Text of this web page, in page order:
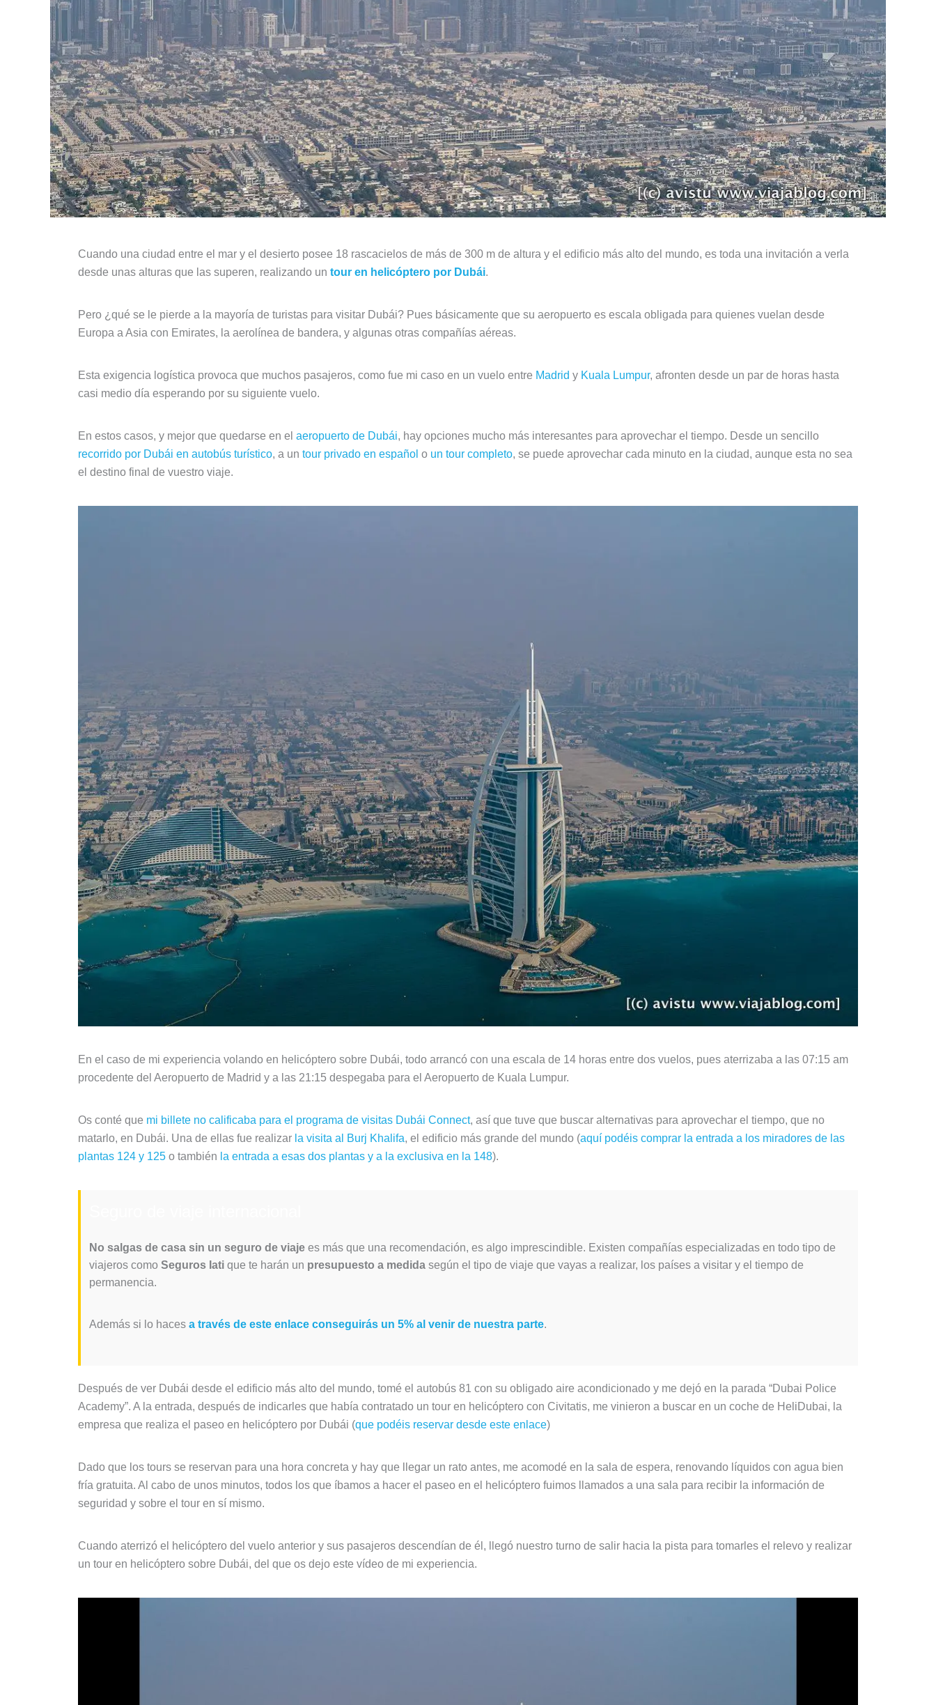
Cuando una ciudad entre el mar y el desierto posee 18 rascacielos de más de 300 m de altura y el edificio más alto del mundo, es toda una invitación a verla
desde unas alturas que las superen, realizando un tour en helicóptero por Dubái.
Pero ¿qué se le pierde a la mayoría de turistas para visitar Dubái? Pues básicamente que su aeropuerto es escala obligada para quienes vuelan desde
Europa a Asia con Emirates, la aerolínea de bandera, y algunas otras compañías aéreas.
Esta exigencia logística provoca que muchos pasajeros, como fue mi caso en un vuelo entre Madrid y Kuala Lumpur, afronten desde un par de horas hasta
casi medio día esperando por su siguiente vuelo.
En estos casos, y mejor que quedarse en el aeropuerto de Dubái, hay opciones mucho más interesantes para aprovechar el tiempo. Desde un sencillo
recorrido por Dubái en autobús turístico, a un tour privado en español o un tour completo, se puede aprovechar cada minuto en la ciudad, aunque esta no sea
el destino final de vuestro viaje.
En el caso de mi experiencia volando en helicóptero sobre Dubái, todo arrancó con una escala de 14 horas entre dos vuelos, pues aterrizaba a las 07:15 am
procedente del Aeropuerto de Madrid y a las 21:15 despegaba para el Aeropuerto de Kuala Lumpur.
Os conté que mi billete no calificaba para el programa de visitas Dubái Connect, así que tuve que buscar alternativas para aprovechar el tiempo, que no
matarlo, en Dubái. Una de ellas fue realizar la visita al Burj Khalifa, el edificio más grande del mundo (aquí podéis comprar la entrada a los miradores de las
plantas 124 y 125 o también la entrada a esas dos plantas y a la exclusiva en la 148).
No salgas de casa sin un seguro de viaje es más que una recomendación, es algo imprescindible. Existen compañías especializadas en todo tipo de
viajeros como Seguros Iati que te harán un presupuesto a medida según el tipo de viaje que vayas a realizar, los países a visitar y el tiempo de
permanencia.
Además si lo haces a través de este enlace conseguirás un 5% al venir de nuestra parte.
Después de ver Dubái desde el edificio más alto del mundo, tomé el autobús 81 con su obligado aire acondicionado y me dejó en la parada “Dubai Police
Academy”. A la entrada, después de indicarles que había contratado un tour en helicóptero con Civitatis, me vinieron a buscar en un coche de HeliDubai, la
empresa que realiza el paseo en helicóptero por Dubái (que podéis reservar desde este enlace)
Dado que los tours se reservan para una hora concreta y hay que llegar un rato antes, me acomodé en la sala de espera, renovando líquidos con agua bien
fría gratuita. Al cabo de unos minutos, todos los que íbamos a hacer el paseo en el helicóptero fuimos llamados a una sala para recibir la información de
seguridad y sobre el tour en sí mismo.
Cuando aterrizó el helicóptero del vuelo anterior y sus pasajeros descendían de él, llegó nuestro turno de salir hacia la pista para tomarles el relevo y realizar
un tour en helicóptero sobre Dubái, del que os dejo este vídeo de mi experiencia.